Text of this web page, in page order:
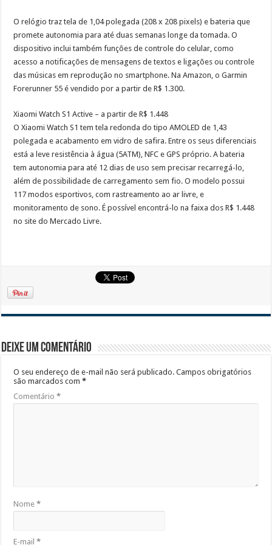
O relógio traz tela de 1,04 polegada (208 x 208 pixels) e bateria que
promete autonomia para até duas semanas longe da tomada. O
dispositivo inclui também funções de controle do celular, como
acesso a notificações de mensagens de textos e ligações ou controle
das músicas em reprodução no smartphone. Na Amazon, o Garmin
Forerunner 55 é vendido por a partir de R$ 1.300.
Xiaomi Watch S1 Active – a partir de R$ 1.448
O Xiaomi Watch S1 tem tela redonda do tipo AMOLED de 1,43
polegada e acabamento em vidro de safira. Entre os seus diferenciais
está a leve resistência à água (5ATM), NFC e GPS próprio. A bateria
tem autonomia para até 12 dias de uso sem precisar recarregá-lo,
além de possibilidade de carregamento sem fio. O modelo possui
117 modos esportivos, com rastreamento ao ar livre, e
monitoramento de sono. É possível encontrá-lo na faixa dos R$ 1.448
no site do Mercado Livre.
Deixe um comentário
O seu endereço de e-mail não será publicado. Campos obrigatórios
são marcados com*
Comentário*
Nome*
E-mail*